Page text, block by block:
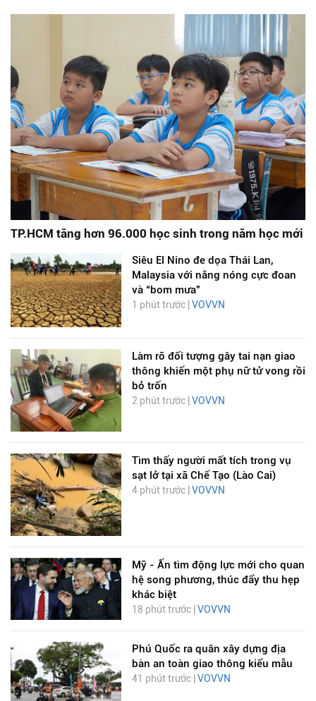
TP.HCM tăng hơn 96.000 học sinh trong năm học mới
Siêu El Nino đe dọa Thái Lan,
Malaysia với nắng nóng cực đoan
và “bom mưa”
1 phút trước | VOVVN
Làm rõ đối tượng gây tai nạn giao
thông khiến một phụ nữ tử vong rồi
bỏ trốn
2 phút trước |VOVVN
Tìm thấy người mất tích trong vụ
sạt lở tại xã Chế Tạo (Lào Cai)
4 phút trước |VOVVN
Mỹ - Ấn tìm động lực mới cho quan
hệ song phương, thúc đẩy thu hẹp
khác biệt
18 phút trước |VOVVN
Phú Quốc ra quân xây dựng địa
bàn an toàn giao thông kiểu mẫu
41 phút trước | VOVVN